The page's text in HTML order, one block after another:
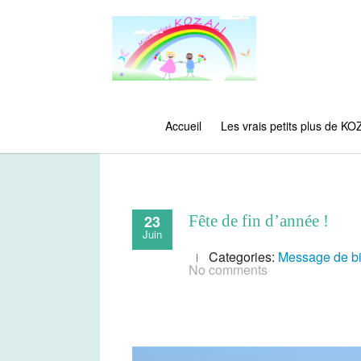
Accueil Les vrais petits plus de
23
Juin
Fête de fin d’année !
Categories: Message de
No comments